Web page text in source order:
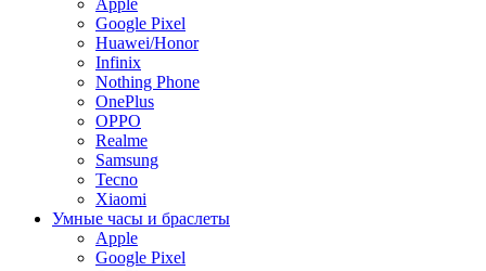
Apple
Google Pixel
Huawei/Honor
Infinix
Nothing Phone
OnePlus
OPPO
Realme
Samsung
Tecno
Xiaomi
Умные часы и браслеты
Apple
Google Pixel